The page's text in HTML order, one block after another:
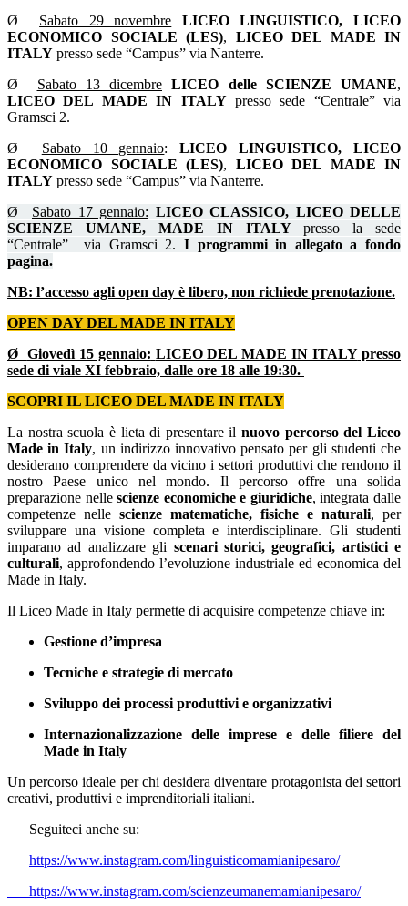
Ø Sabato 29 novembre
LICEO LINGUISTICO, LICEO
ECONOMICO SOCIALE (LES), LICEO DEL MADE IN
ITALY presso sede “Campus” via Nanterre.
Ø Sabato 13 dicembre LICEO delle SCIENZE UMANE,
LICEO DEL MADE IN ITALYpresso sede “Centrale” via
Gramsci 2.
Ø Sabato 10 gennaio:LICEO LINGUISTICO, LICEO
ECONOMICO SOCIALE (LES), LICEO DEL MADE IN
ITALY presso sede “Campus” via Nanterre.
Ø Sabato 17 gennaio: LICEO CLASSICO, LICEO DELLE
SCIENZE UMANE, MADE IN ITALY presso la sede
“Centrale” via Gramsci 2. I programmi in allegato a fondo
pagina.
NB: l’accesso agli open day è libero, non richiede prenotazione.
OPEN DAY DEL MADE IN ITALY
Ø Giovedì 15 gennaio: LICEO DEL MADE IN ITALYpresso
sede di viale XI febbraio, dalle ore 18 alle 19:30.
SCOPRI IL LICEO DEL MADE IN ITALY
La nostra scuola è lieta di presentare ilnuovo percorso del Liceo
Made in Italy, un indirizzo innovativo pensato per gli studenti che
desiderano comprendere da vicino i settori produttivi che rendono il
nostro Paese unico nel mondo. Il percorso offre una solida
preparazione nellescienze economiche e giuridiche, integrata dalle
competenze nelle scienze matematiche, fisiche e naturali, per
sviluppare una visione completa e interdisciplinare. Gli studenti
imparano ad analizzare gli scenari storici, geografici, artistici e
culturali, approfondendo l’evoluzione industriale ed economica del
Made in Italy.
Il Liceo Made in Italy permette di acquisire competenze chiave in:
Gestione d’impresa
Tecniche e strategie di mercato
Sviluppo dei processi produttivi e organizzativi
Internazionalizzazione delle imprese e delle filiere del
Made in Italy
Un percorso ideale per chi desidera diventare protagonista dei settori
creativi, produttivi e imprenditoriali italiani.
Seguiteci anche su:
https://www.instagram.com/linguisticomamianipesaro/
https://www.instagram.com/scienzeumanemamianipesaro/